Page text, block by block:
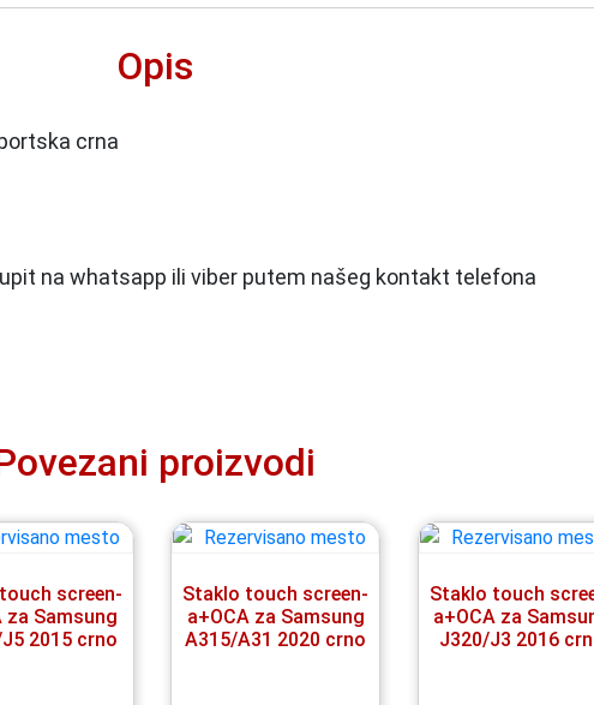
Opis
crna
na whatsapp ili viber putem našeg kontakt telefona
proizvodi
screen-
za Samsung
2015 crno
Staklo touch screen-
a+OCA za Samsung
A315/A31 2020 crno
Staklo touch
a+OCA za
J320/J3 2016